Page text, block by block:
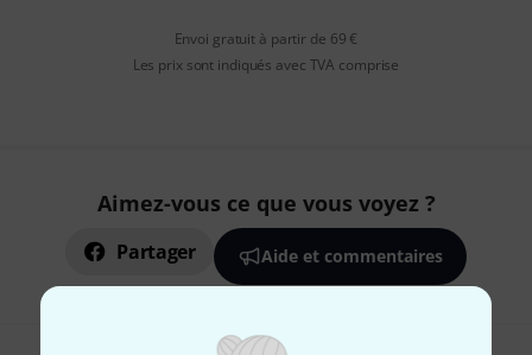
Envoi gratuit à partir de 69 €
Les prix sont indiqués avec TVA comprise
Aimez-vous ce que vous voyez ?
Partager Aide et commentaires